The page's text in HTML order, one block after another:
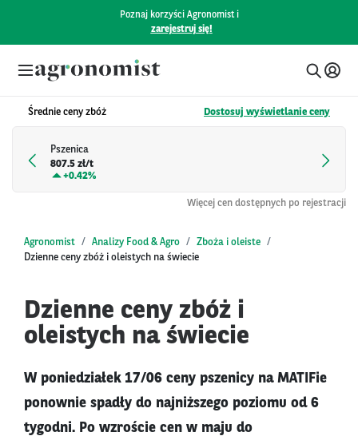
Poznaj korzyści Agronomist i
zarejestruj się!
Średnie ceny zbóż Dostosuj wyświetlanie ceny
Pszenica
807.5 zł/t
+0.42%
Więcej cen dostępnych po rejestracji
Agronomist Analizy Food & Agro
Zboża i oleiste
Dzienne ceny zbóż i oleistych na świecie
Dzienne ceny zbóż i
oleistych na świecie
W poniedziałek 17/06 ceny pszenicy na MATIFie
ponownie spadły do najniższego poziomu od 6
tygodni. Po wzroście cen w maju do